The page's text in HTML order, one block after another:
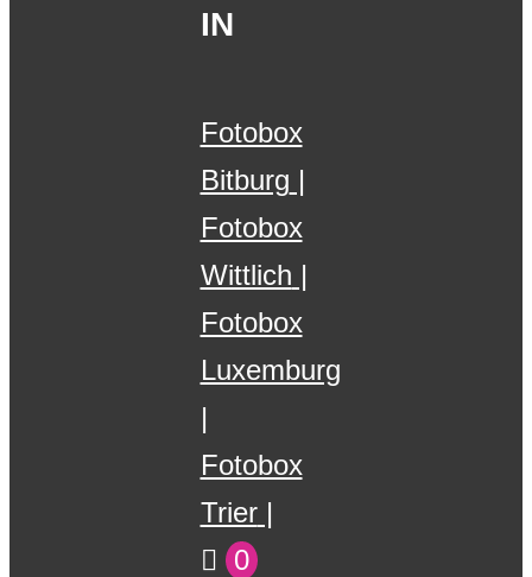
IN
Fotobox
Bitburg
Fotobox
Wittlich
Fotobox
Luxemburg
Fotobox
Trier
0